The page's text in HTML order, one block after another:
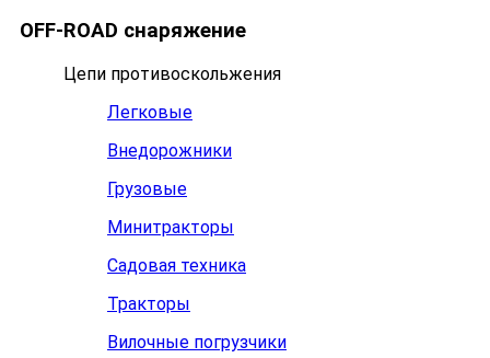
OFF-ROAD снаряжение
Цепи противоскольжения
Легковые
Внедорожники
Грузовые
Минитракторы
Садовая техника
Тракторы
Вилочные погрузчики